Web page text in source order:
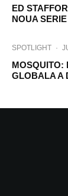
ED
NOUA
SPOTLIGHT ·
MOSQUITO:
GLOBALA A